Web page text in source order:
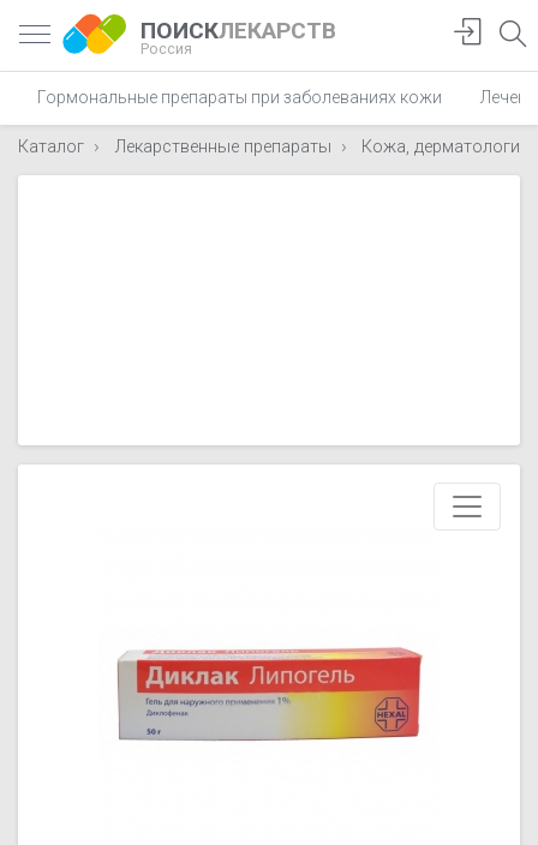
ПОИСКЛЕКАРСТВ
Россия
Гормональные препараты при заболеваниях кожи
Каталог Лекарственные препараты Кожа,